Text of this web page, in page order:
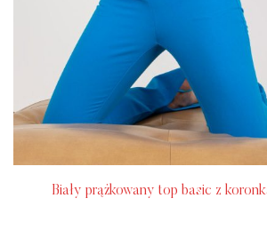
Biały prążkowany top basic z